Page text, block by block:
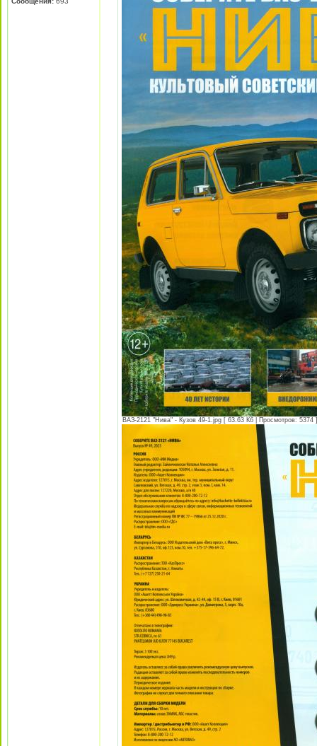
ВАЗ-2121 "Нива" - Кузов 49-1.jpg [ 63.63 Кб | Просмотров: 5374 ]